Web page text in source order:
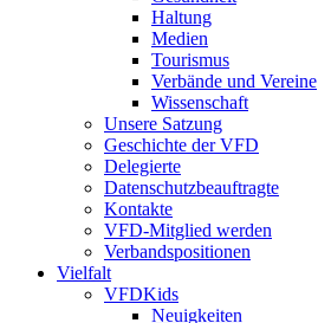
Haltung
Medien
Tourismus
Verbände und Vereine
Wissenschaft
Unsere Satzung
Geschichte der VFD
Delegierte
Datenschutzbeauftragte
Kontakte
VFD-Mitglied werden
Verbandspositionen
Vielfalt
VFDKids
Neuigkeiten